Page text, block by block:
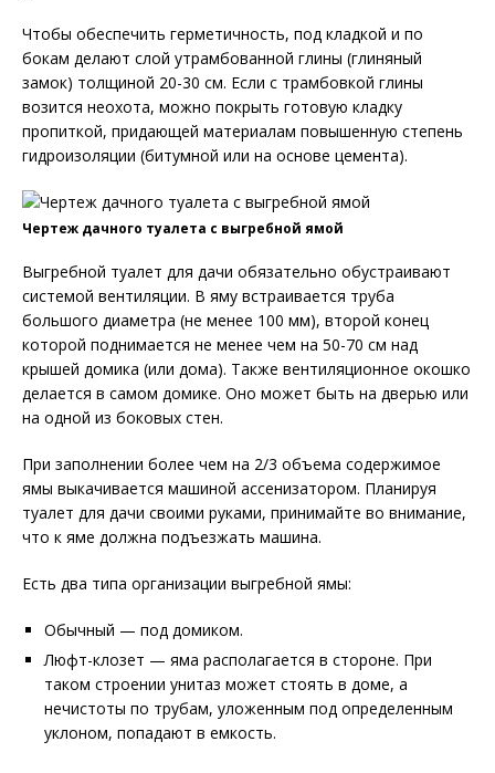
Чтобы обеспечить герметичность, под кладкой и по
бокам делают слой утрамбованной глины (глиняный
замок) толщиной 20-30 см. Если с трамбовкой глины
возится неохота, можно покрыть готовую кладку
пропиткой, придающей материалам повышенную степень
гидроизоляции (битумной или на основе цемента).
Чертеж дачного туалета с выгребной ямой
Выгребной туалет для дачи обязательно обустраивают
системой вентиляции. В яму встраивается труба
большого диаметра (не менее 100 мм), второй конец
которой поднимается не менее чем на 50-70 см над
крышей домика (или дома). Также вентиляционное окошко
делается в самом домике. Оно может быть на дверью или
на одной из боковых стен.
При заполнении более чем на 2/3 объема содержимое
ямы выкачивается машиной ассенизатором. Планируя
туалет для дачи своими руками, принимайте во внимание,
что к яме должна подъезжать машина.
Есть два типа организации выгребной ямы:
Обычный — под домиком.
Люфт-клозет — яма располагается в стороне. При
таком строении унитаз может стоять в доме, а
нечистоты по трубам, уложенным под определенным
уклоном, попадают в емкость.